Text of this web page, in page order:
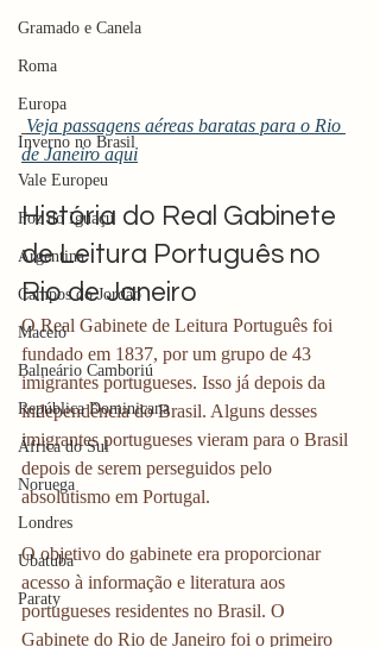
Gramado e Canela
Roma
Europa
Inverno no Brasil
Vale Europeu
Foz do Iguaçu
Argentina
Campos do Jordão
Maceió
Balneário Camboriú
República Dominicana
África do Sul
Noruega
Londres
Ubatuba
Paraty
Veja passagens aéreas baratas para o Rio
de Janeiro aqui
História do Real Gabinete
de Leitura Português no
Rio de Janeiro
O Real Gabinete de Leitura Português foi
fundado em 1837, por um grupo de 43
imigrantes portugueses. Isso já depois da
independência do Brasil. Alguns desses
imigrantes portugueses vieram para o Brasil
depois de serem perseguidos pelo
absolutismo em Portugal.
O objetivo do gabinete era proporcionar
acesso à informação e literatura aos
portugueses residentes no Brasil. O
Gabinete do Rio de Janeiro foi o primeiro